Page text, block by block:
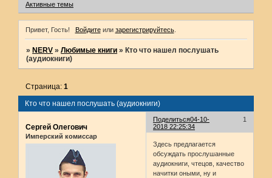
Активные темы
Привет, Гость! Войдитеили зарегистрируйтесь.
»NERV »Любимые книги »Кто что нашел послушать
(аудиокниги)
Кто что нашел послушать (аудиокниги)
Страница:1
Поделиться 1
04-10-
2018 22:25:34
Сергей Олегович
Имперский комиссар
Здесь предлагается
обсуждать прослушанные
аудиокниги, чтецов, качество
начитки оными, ну и